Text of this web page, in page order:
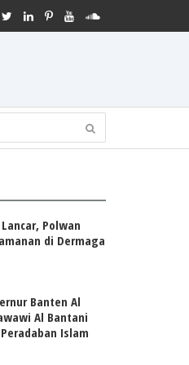
Polwan
di Dermaga
Banten Al
Al Bantani
Islam